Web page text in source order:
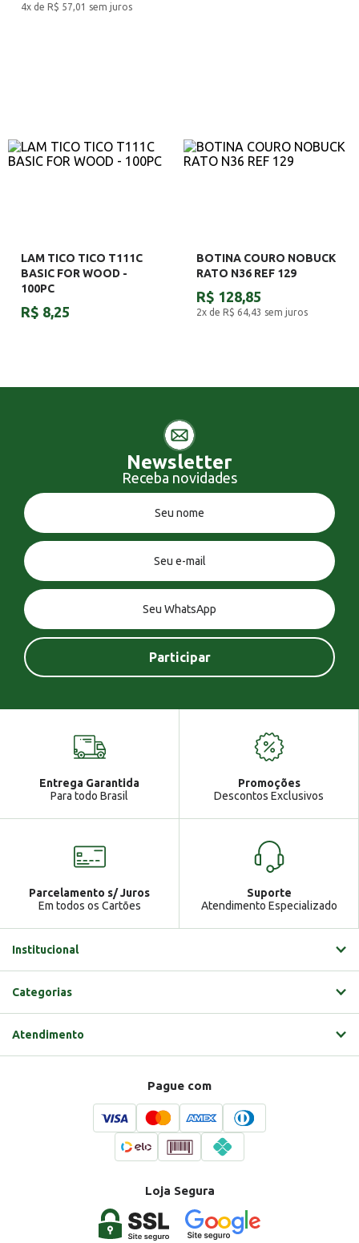
4x de R$ 57,01 sem juros
LAM TICO TICO T111C
BASIC FOR WOOD -
100PC
R$ 8,25
BOTINA COURO NOBUCK
RATO N36 REF 129
R$ 128,85
2x de R$ 64,43 sem juros
Newsletter
Receba novidades
Entrega Garantida
Para todo Brasil
Promoções
Descontos Exclusivos
Parcelamento s/ Juros
Em todos os Cartões
Suporte
Atendimento Especializado
Institucional
Categorias
Atendimento
Pague com
Loja Segura
Você tem uma mensagem!
Ga Atendimento
Gabrielle